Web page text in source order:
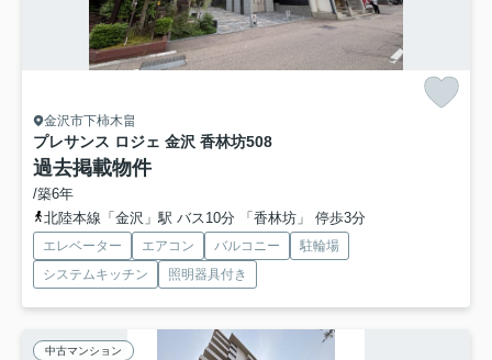
金沢市下柿木畠
プレサンス ロジェ 金沢 香林坊508
過去掲載物件
/築6年
北陸本線「金沢」駅 バス10分 「香林坊」 停歩3分
エレベーター エアコン バルコニー
駐輪場
システムキッチン
照明器具付き
中古マンション